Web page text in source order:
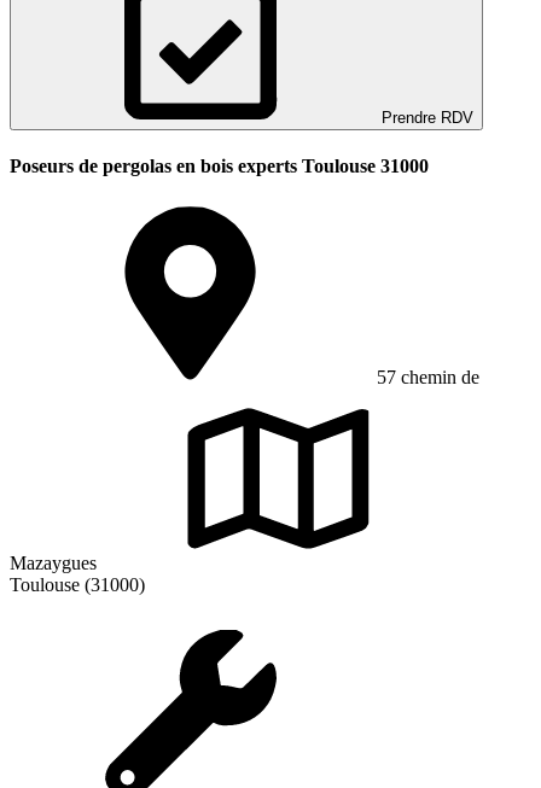
Prendre RDV
Poseurs de pergolas en bois experts Toulouse 31000
57 chemin de
Mazaygues
Toulouse (31000)